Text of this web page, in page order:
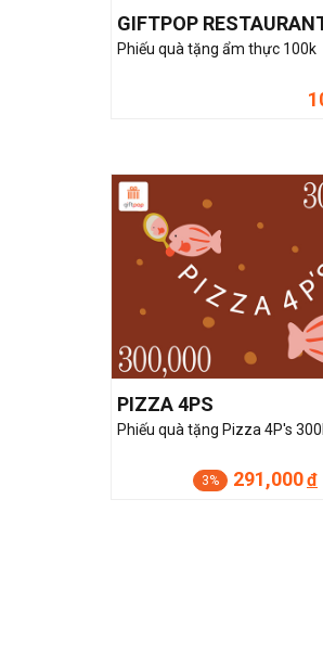
GIFTPOP
Phiếu quà tặng ẩm thực 100k
PIZZA 4PS
Phiếu quà tặng Pizza 4P's
3% 291,000đ